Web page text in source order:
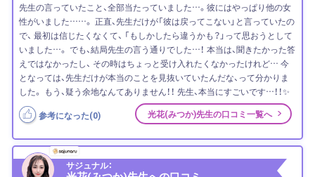
先生の言っていたこと、全部当たっていました…。彼にはやっぱり他の女
性がいました……。 正直、先生だけが「彼は戻ってこない」と言っていたの
で、 最初は信じたくなくて、 「もしかしたら違うかも？」って思おうとして
いました…。 でも、結局先生の言う通りでした…！ 本当は、聞きたかった答
えではなかったし、 その時はちょっと受け入れたくなかったけれど… 今
となっては、先生だけが本当のことを見抜いていたんだな、って分かりま
した。 もう、疑う余地なんてありません！！ 先生、本当にすごいです…！！✨
参考になった(0) 光花(みつか)先生の口コミ一覧へ
サジュナル：